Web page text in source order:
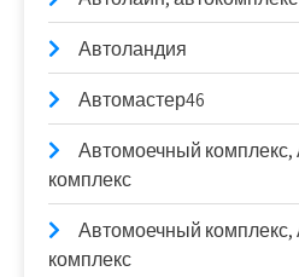
Автоландия
Автомастер46
Автомоечный
комплекс
Автомоечный
комплекс